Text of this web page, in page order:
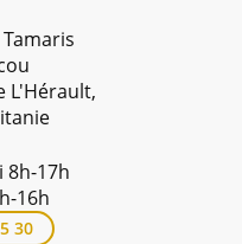
L'Hérault,
8h-17h
16h
30